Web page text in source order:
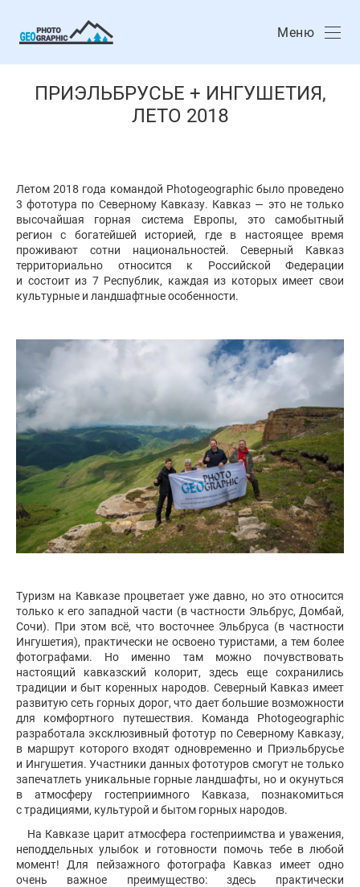
Меню
ПРИЭЛЬБРУСЬЕ + ИНГУШЕТИЯ,
ЛЕТО 2018
Летом 2018 года командой Photogeographic было проведено
3 фототура по Северному Кавказу. Кавказ — это не только
высочайшая горная система Европы, это самобытный
регион с богатейшей историей, где в настоящее время
проживают сотни национальностей. Северный Кавказ
территориально относится к Российской Федерации
и состоит из 7 Республик, каждая из которых имеет свои
культурные и ландшафтные особенности.
Туризм на Кавказе процветает уже давно, но это относится
только к его западной части (в частности Эльбрус, Домбай,
Сочи). При этом всё, что восточнее Эльбруса (в частности
Ингушетия), практически не освоено туристами, а тем более
фотографами. Но именно там можно почувствовать
настоящий кавказский колорит, здесь еще сохранились
традиции и быт коренных народов. Северный Кавказ имеет
развитую сеть горных дорог, что дает большие возможности
для комфортного путешествия. Команда Photogeographic
разработала эксклюзивный фототур по Северному Кавказу,
в маршрут которого входят одновременно и Приэльбрусье
и Ингушетия. Участники данных фототуров смогут не только
запечатлеть уникальные горные ландшафты, но и окунуться
в атмосферу гостеприимного Кавказа, познакомиться
с традициями, культурой и бытом горных народов.
На Кавказе царит атмосфера гостеприимства и уважения,
неподдельных улыбок и готовности помочь тебе в любой
момент! Для пейзажного фотографа Кавказ имеет одно
очень важное преимущество: здесь практически